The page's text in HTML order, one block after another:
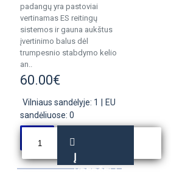
padangų yra pastoviai
vertinamas ES reitingų
sistemos ir gauna aukštus
įvertinimo balus dėl
trumpesnio stabdymo kelio
an..
60.00€
Vilniaus sandėlyje: 1
EU
sandėliuose: 0
Į
KREPŠELĮ